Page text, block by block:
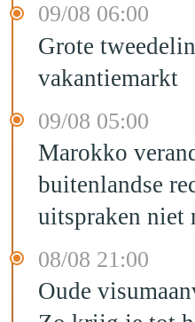
09/08 06:00
Grote
vakantiemarkt
09/08 05:00
Marokko
buitenlandse
uitspraken niet
08/08 21:00
Oude